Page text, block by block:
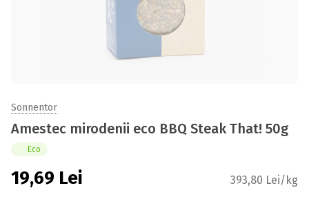
Sonnentor
Amestec mirodenii eco BBQ Steak That! 50g
Eco
19,69 Lei 393,80 Lei/kg